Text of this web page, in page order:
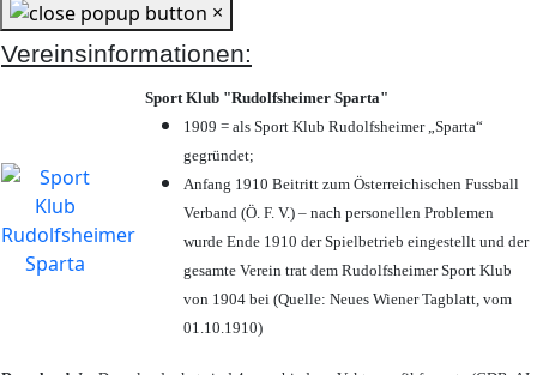
×
Vereinsinformationen:
Sport Klub "Rudolfsheimer Sparta"
1909 = als Sport Klub Rudolfsheimer „Sparta“
gegründet;
Anfang 1910 Beitritt zum Österreichischen Fussball
Verband (Ö. F. V.) – nach personellen Problemen
wurde Ende 1910 der Spielbetrieb eingestellt und der
gesamte Verein trat dem Rudolfsheimer Sport Klub
von 1904 bei (Quelle: Neues Wiener Tagblatt, vom
01.10.1910)